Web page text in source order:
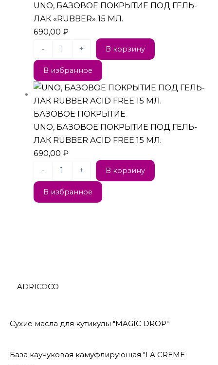
ADRICOCO
Сухие масла для кутикулы "MAGIC DROP"
База каучуковая камуфлирующая "LA CREME
UNO, БАЗОВОЕ ПОКРЫТИЕ ПОД ГЕЛЬ-
ЛАК «RUBBER» 15 МЛ.
690,00₽
-
+ В корзину
В избранное
БАЗОВОЕ ПОКРЫТИЕ
UNO, БАЗОВОЕ ПОКРЫТИЕ ПОД ГЕЛЬ-
ЛАК RUBBER ACID FREE 15 МЛ.
690,00₽
-
+ В корзину
В избранное